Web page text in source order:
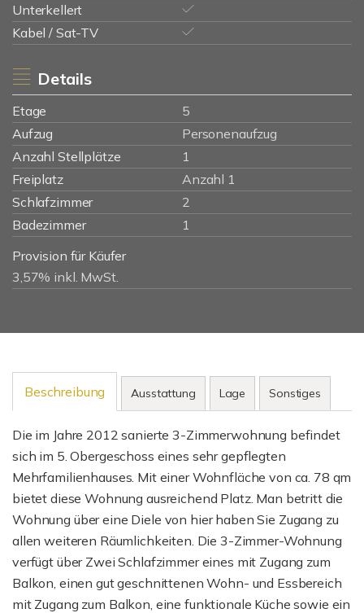
Unterkellert
Kabel / Sat-TV
Details
Etage
5
Aufzug
Personenaufzug
Anzahl Stellplätze
1
Freiplatz
Anzahl 1
Schlafzimmer
2
Badezimmer
1
Provision für Käufer
3,57% inkl. MwSt.
Beschreibung Ausstattung Lage Sonstiges
Die im Jahre 2012 sanierte 3-Zimmerwohnung befindet
sich im 5. Obergeschoss eines sehr gepflegten
Mehrfamilienhauses. Mit einer Wohnfläche von ca. 78 qm
bietet diese Wohnung ausreichend Platz. Man betritt die
Wohnung über eine Diele von hier haben Sie Zugang zu
allen weiteren Räumlichkeiten. Die 3-Zimmer-Wohnung
verfügt über Zwei Schlafzimmer eines mit Zugang zum
Balkon, einen gut geschnittenen Wohn- und Essbereich
mit Zugang zum Balkon, eine funktionale Küche sowie ein